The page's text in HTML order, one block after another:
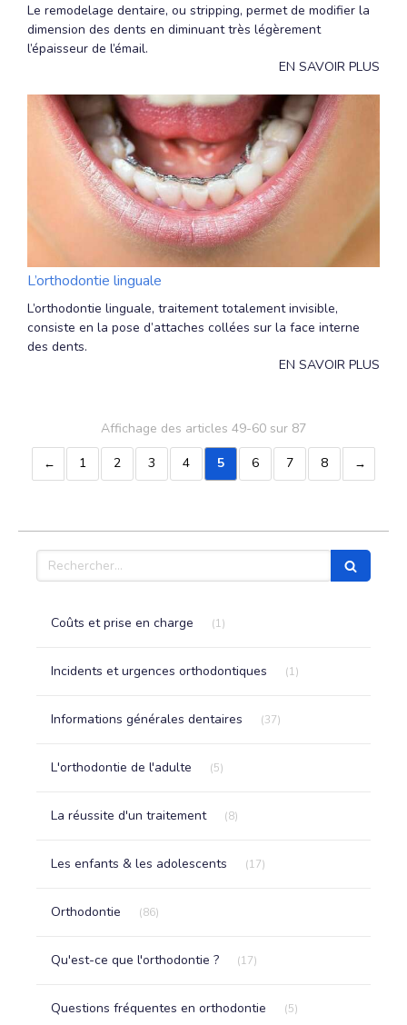
Le remodelage dentaire, ou stripping, permet de modifier la
dimension des dents en diminuant très légèrement
l’épaisseur de l’émail.
EN SAVOIR PLUS
L’orthodontie linguale
L’orthodontie linguale, traitement totalement invisible,
consiste en la pose d’attaches collées sur la face interne
des dents.
EN SAVOIR PLUS
Affichage des articles 49-60 sur 87
1
2 3 4 5 6 7 8
Rechercher
Coûts et prise en charge (1)
Incidents et urgences orthodontiques (1)
Informations générales dentaires (37)
L'orthodontie de l'adulte (5)
La réussite d'un traitement (8)
Les enfants & les adolescents (17)
Orthodontie (86)
Qu'est-ce que l'orthodontie ? (17)
Questions fréquentes en orthodontie (5)